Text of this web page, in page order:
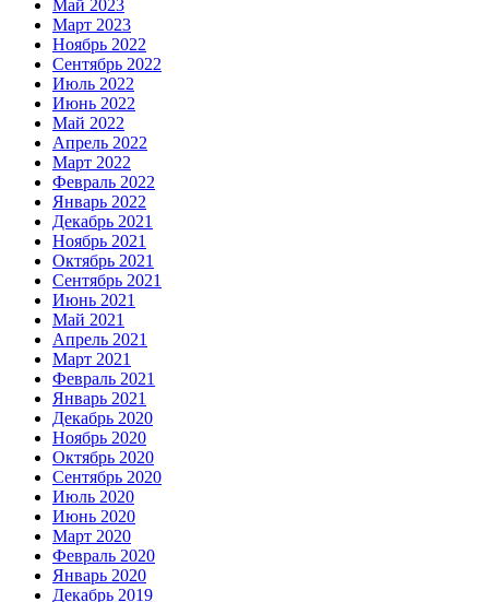
Май 2023
Март 2023
Ноябрь 2022
Сентябрь 2022
Июль 2022
Июнь 2022
Май 2022
Апрель 2022
Март 2022
Февраль 2022
Январь 2022
Декабрь 2021
Ноябрь 2021
Октябрь 2021
Сентябрь 2021
Июнь 2021
Май 2021
Апрель 2021
Март 2021
Февраль 2021
Январь 2021
Декабрь 2020
Ноябрь 2020
Октябрь 2020
Сентябрь 2020
Июль 2020
Июнь 2020
Март 2020
Февраль 2020
Январь 2020
Декабрь 2019